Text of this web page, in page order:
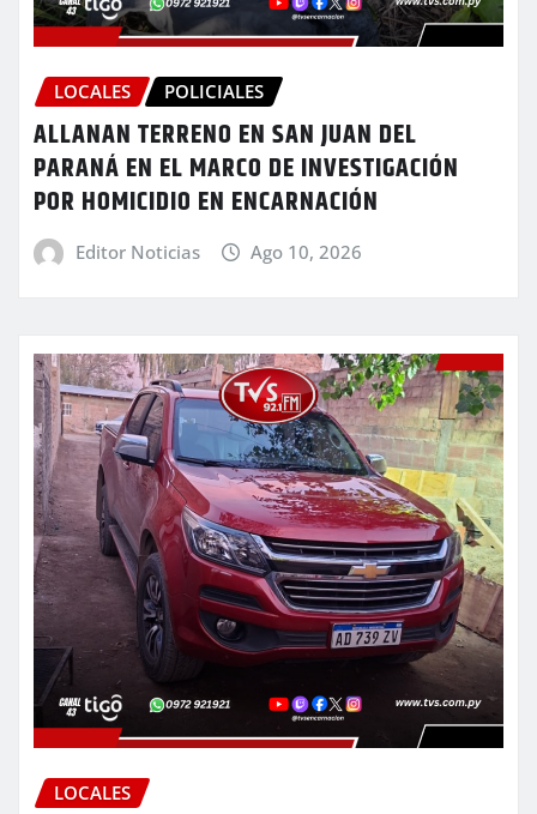
LOCALES POLICIALES
ALLANAN TERRENO EN SAN JUAN DEL
PARANÁ EN EL MARCO DE INVESTIGACIÓN
POR HOMICIDIO EN ENCARNACIÓN
Editor Noticias Ago 10, 2026
LOCALES